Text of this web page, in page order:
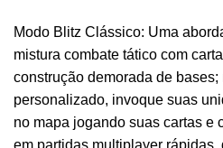
Modo Blitz Clássico: Uma
mistura combate tático com
construção demorada de bases;
personalizado, invoque suas
no mapa jogando suas cartas e